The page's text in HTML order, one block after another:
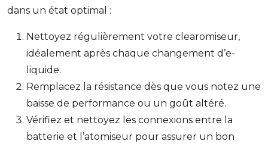
dans un état optimal :
Nettoyez régulièrement votre clearomiseur,
idéalement après chaque changement d’e-
liquide.
Remplacez la résistance dès que vous notez une
baisse de performance ou un goût altéré.
Vérifiez et nettoyez les connexions entre la
batterie et l’atomiseur pour assurer un bon